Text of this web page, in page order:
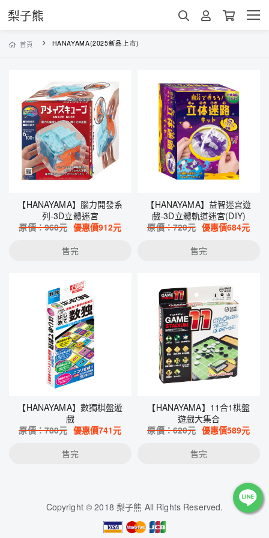
梨子熊
首頁 HANAYAMA(2025新品上市)
【HANAYAMA】腦力開發系
列-3D立體迷宮
原價：960元 優惠價912元
售完
【HANAYAMA】益智迷宮遊
戲-3D立體軌道迷宮(DIY)
原價：720元 優惠價684元
售完
【HANAYAMA】數獨棋盤遊
戲
原價：780元 優惠價741元
售完
【HANAYAMA】11合1棋盤
遊戲大集合
原價：620元 優惠價589元
售完
Copyright © 2018 梨子熊 All Rights Reserved.